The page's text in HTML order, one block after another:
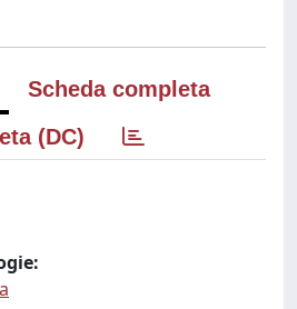
Scheda completa
(DC)